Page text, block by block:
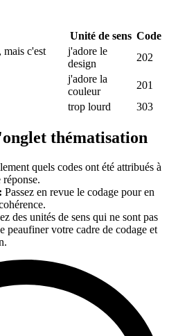
Unité de sens Code
mais c'est
j'adore le
design
202
j'adore la
couleur
201
trop lourd
303
thématisation
quels codes ont été attribués à
réponse.
Passez en revue le codage pour en
des unités de sens qui ne sont pas
peaufiner votre cadre de codage et